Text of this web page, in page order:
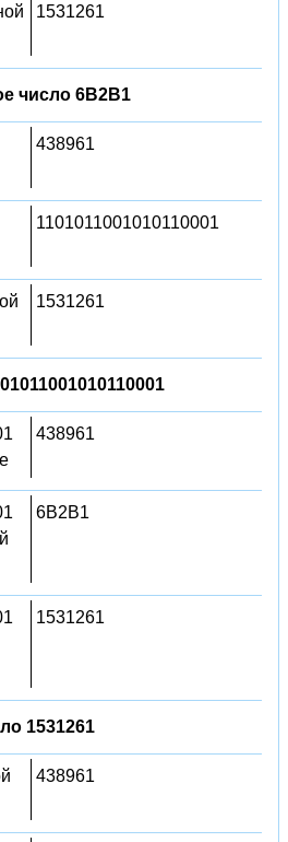
1531261
число 6B2B1
438961
1101011001010110001
1531261
438961
6B2B1
1531261
1531261
438961